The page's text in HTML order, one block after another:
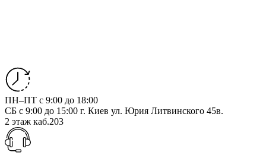
ПН–ПТ с 9:00 до 18:00
СБ с 9:00 до 15:00 г. Киев ул. Юрия Литвинского 45в.
2 этаж каб.203